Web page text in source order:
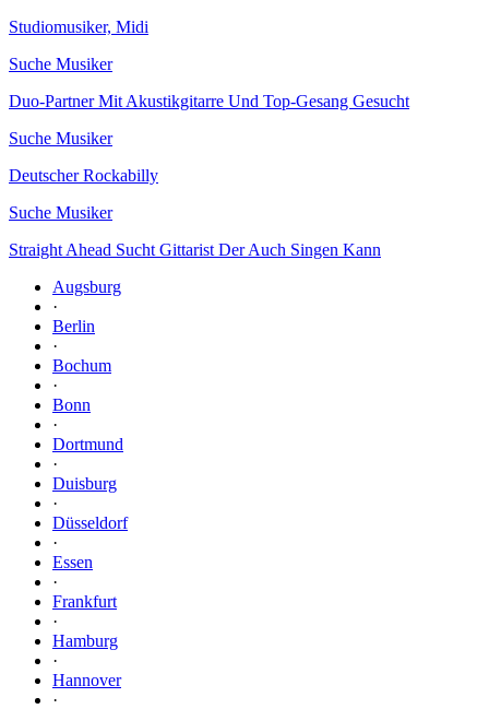
Studiomusiker, Midi
Suche Musiker
Duo-Partner Mit Akustikgitarre Und Top-Gesang Gesucht
Suche Musiker
Deutscher Rockabilly
Suche Musiker
Straight Ahead Sucht Gittarist Der Auch Singen Kann
Augsburg
·
Berlin
·
Bochum
·
Bonn
·
Dortmund
·
Duisburg
·
Düsseldorf
·
Essen
·
Frankfurt
·
Hamburg
·
Hannover
·